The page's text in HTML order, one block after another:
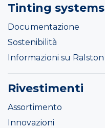
Tinting systems
Documentazione
Sostenibilità
Informazioni su Ralston
Rivestimenti
Assortimento
Innovazioni